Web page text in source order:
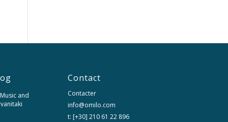
and
Contact
Contacter
info@omilo.com
t: [+30] 210 61 22 896